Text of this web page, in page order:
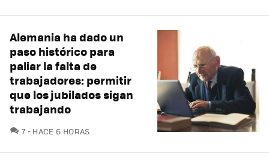
Alemania ha dado un
paso histórico para
paliar la falta de
trabajadores: permitir
que los jubilados sigan
trabajando
7COMENTARIOS
HACE 6 HORAS